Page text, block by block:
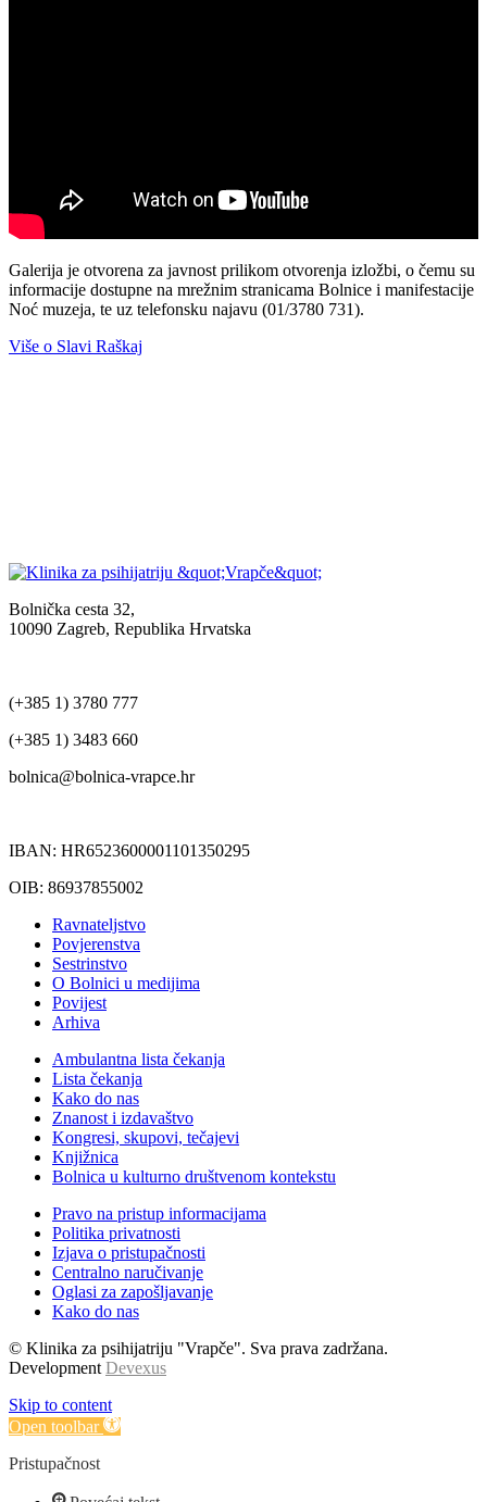
Galerija je otvorena za javnost prilikom otvorenja izložbi, o čemu su
informacije dostupne na mrežnim stranicama Bolnice i manifestacije
Noć muzeja, te uz telefonsku najavu (01/3780 731).
Više o Slavi Raškaj
Bolnička cesta 32,
10090 Zagreb, Republika Hrvatska
(+385 1) 3780 777
(+385 1) 3483 660
bolnica@bolnica-vrapce.hr
IBAN: HR6523600001101350295
OIB: 86937855002
Ravnateljstvo
Povjerenstva
Sestrinstvo
O Bolnici u medijima
Povijest
Arhiva
Ambulantna lista čekanja
Lista čekanja
Kako do nas
Znanost i izdavaštvo
Kongresi, skupovi, tečajevi
Knjižnica
Bolnica u kulturno društvenom kontekstu
Pravo na pristup informacijama
Politika privatnosti
Izjava o pristupačnosti
Centralno naručivanje
Oglasi za zapošljavanje
Kako do nas
© Klinika za psihijatriju "Vrapče". Sva prava zadržana.
Development Devexus
Skip to content
Open toolbar
Pristupačnost